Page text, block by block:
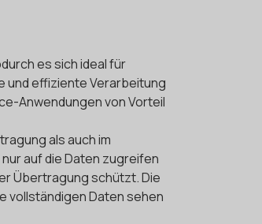
es sich ideal für
und effiziente Verarbeitung
Anwendungen von Vorteil
als auch im
auf die Daten zugreifen
Übertragung schützt. Die
vollständigen Daten sehen